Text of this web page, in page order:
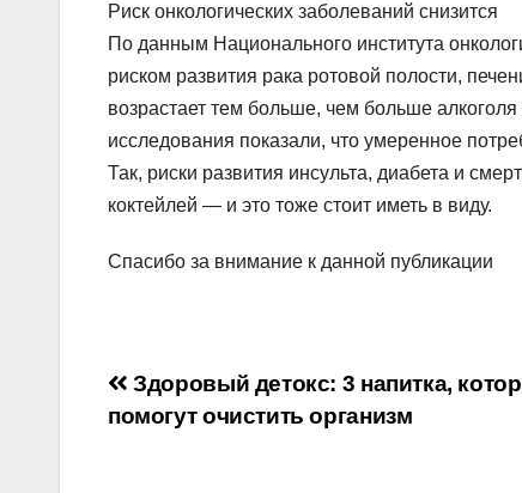
Риск онкологических заболеваний снизится
По данным Национального института
риском развития рака ротовой полости,
возрастает тем больше, чем больше
исследования показали, что умеренное
Так, риски развития инсульта, диабета и
коктейлей — и это тоже стоит иметь в виду.
Спасибо за внимание к данной публикации
Навигация
Здоровый детокс: 3 напитка,
помогут очистить организм